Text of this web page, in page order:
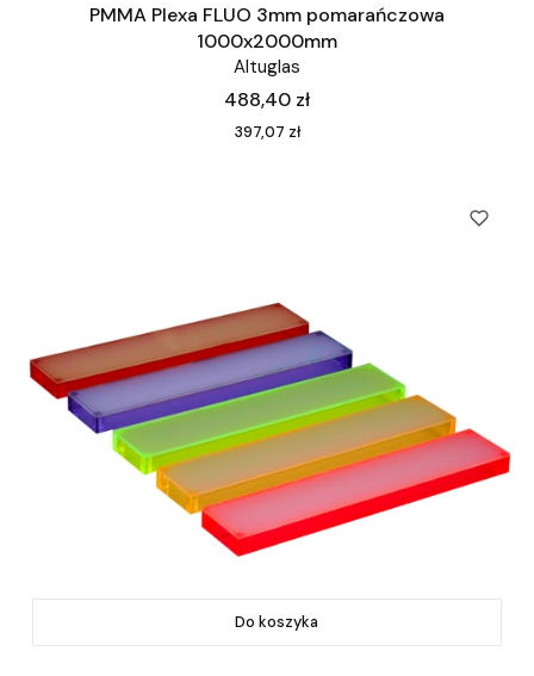
PMMA Plexa FLUO 3mm pomarańczowa
1000x2000mm
Altuglas
Cena
488,40 zł
Cena
397,07 zł
Do koszyka